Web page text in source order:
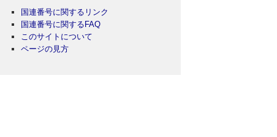
国連番号に関するリンク
国連番号に関するFAQ
このサイトについて
ページの見方